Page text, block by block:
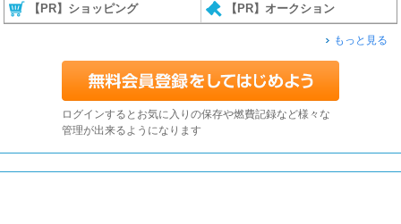
【PR】ショッピング 【PR】オークション
もっと見る
ログインするとお気に入りの保存や燃費記録など様々な
管理が出来るようになります